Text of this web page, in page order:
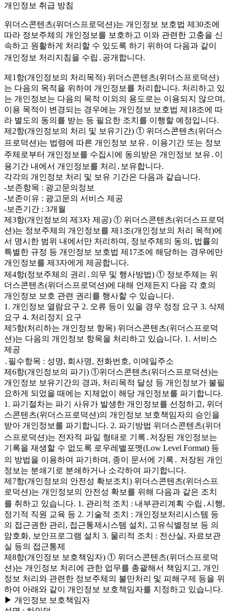
개인정보 취급 방침
위더스콘텐츠(위더스프로덕션)는 개인정보 보호법 제30조에
따라 정보주체의 개인정보를 보호하고 이와 관련한 고충을 신
속하고 원활하게 처리할 수 있도록 하기 위하여 다음과 같이
개인정보 처리지침을 수립․공개합니다.
제1항(개인정보의 처리목적) 위더스콘텐츠(위더스프로덕션)
는 다음의 목적을 위하여 개인정보를 처리합니다. 처리하고 있
는 개인정보는 다음의 목적 이외의 용도로는 이용되지 않으며,
이용 목적이 변경되는 경우에는 개인정보 보호법 제18조에 따
라 별도의 동의를 받는 등 필요한 조치를 이행할 예정입니다.
제2항(개인정보의 처리 및 보유기간) ① 위더스콘텐츠(위더스
프로덕션)는 법령에 따른 개인정보 보유․ 이용기간 또는 정보
주체로부터 개인정보를 수집시에 동의받은 개인정보 보유․이
용기간 내에서 개인정보를 처리․보유합니다.
각각의 개인정보 처리 및 보유 기간은 다음과 같습니다.
-보존항목 : 광고문의정보
-보존이유 : 광고문의 서비스 제공
-보존기간 : 3개월
제3항(개인정보의 제3자 제공) ① 위더스콘텐츠(위더스프로덕
션)는 정보주체의 개인정보를 제1조(개인정보의 처리 목적)에
서 명시한 범위 내에서만 처리하며, 정보주체의 동의, 법률의
특별한 규정 등 개인정보 보호법 제17조에 해당하는 경우에만
개인정보를 제3자에게 제공합니다.
제4항(정보주체의 권리․의무 및 행사방법) ① 정보주체는 위
더스콘텐츠(위더스프로덕션)에 대해 언제든지 다음 각 호의
개인정보 보호 관련 권리를 행사할 수 있습니다.
1. 개인정보 열람요구 2. 오류 등이 있을 경우 정정 요구 3. 삭제
요구 4. 처리정지 요구
제5항(처리하는 개인정보 항목) 위더스콘텐츠(위더스프로덕
션)는 다음의 개인정보 항목을 처리하고 있습니다. 1. 서비스
제공
․필수항목 : 성명, 회사명, 전화번호, 이메일주소
제6항(개인정보의 파기) ①위더스콘텐츠(위더스프로덕션)는
개인정보 보유기간의 경과, 처리목적 달성 등 개인정보가 불필
요하게 되었을 때에는 지체없이 해당 개인정보를 파기합니다.
1. 파기절차는 파기 사유가 발생한 개인정보를 선정하고, 위더
스콘텐츠(위더스프로덕션)의 개인정보 보호책임자의 승인을
받아 개인정보를 파기합니다. 2. 파기방법 위더스콘텐츠(위더
스프로덕션)는 전자적 파일 형태로 기록․저장된 개인정보는
기록을 재생할 수 없도록 로우레밸포멧(Low Level Format) 등
의 방법을 이용하여 파기하며, 종이 문서에 기록․ 저장된 개인
정보는 분쇄기로 분쇄하거나 소각하여 파기합니다.
제7항(개인정보의 안전성 확보조치) 위더스콘텐츠(위더스프
로덕션)는 개인정보의 안전성 확보를 위해 다음과 같은 조치
를 취하고 있습니다. 1. 관리적 조치 : 내부관리계획 수립․시행,
정기적 직원 교육 등 2. 기술적 조치 : 개인정보처리시스템 등
의 접근권한 관리, 접근통제시스템 설치, 고유식별정보 등 의
암호화, 보안프로그램 설치 3. 물리적 조치 : 전산실, 자료보관
실 등의 접근통제
제8항(개인정보 보호책임자) ① 위더스콘텐츠(위더스프로덕
션)는 개인정보 처리에 관한 업무를 총괄해서 책임지고, 개인
정보 처리와 관련한 정보주체의 불만처리 및 피해구제 등을 위
하여 아래와 같이 개인정보 보호책임자를 지정하고 있습니다.
▶ 개인정보 보호책임자